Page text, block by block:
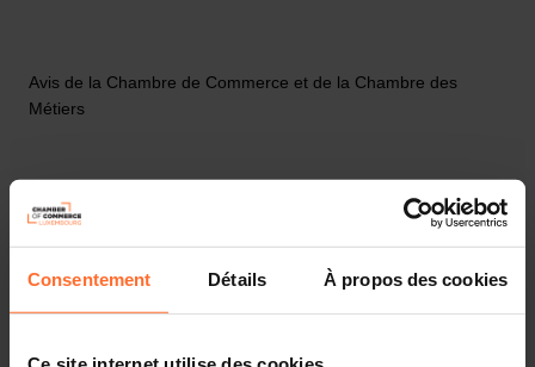
Consentement Détails À propos des cookies
Avis de la Chambre de Commerce et de la Chambre des
Métiers
La Chambre de Commerce et la Chambre des Métiers
viennent d’émettre leur avis commun sur le projet de loi
n°8476 relatif à la mise en œuvre de certaines dispositions du